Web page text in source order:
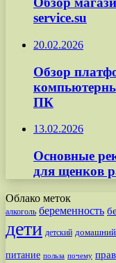
service.su
20.02.2026
Обзор
ПК
13.02.2026
Основные
для щенков
Облако меток
алкоголь беременность
дети детский домашний
питание польза почему